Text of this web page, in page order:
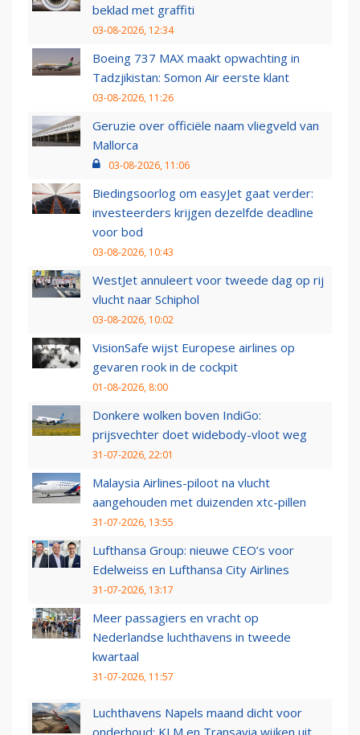
beklad met graffiti
03-08-2026, 12:34
Boeing 737 MAX maakt opwachting in
Tadzjikistan: Somon Air eerste klant
03-08-2026, 11:26
Geruzie over officiële naam vliegveld van
Mallorca
03-08-2026, 11:06
Biedingsoorlog om easyJet gaat verder:
investeerders krijgen dezelfde deadline
voor bod
03-08-2026, 10:43
WestJet annuleert voor tweede dag op rij
vlucht naar Schiphol
03-08-2026, 10:02
VisionSafe wijst Europese airlines op
gevaren rook in de cockpit
01-08-2026, 8:00
Donkere wolken boven IndiGo:
prijsvechter doet widebody-vloot weg
31-07-2026, 22:01
Malaysia Airlines-piloot na vlucht
aangehouden met duizenden xtc-pillen
31-07-2026, 13:55
Lufthansa Group: nieuwe CEO’s voor
Edelweiss en Lufthansa City Airlines
31-07-2026, 13:17
Meer passagiers en vracht op
Nederlandse luchthavens in tweede
kwartaal
31-07-2026, 11:57
Luchthavens Napels maand dicht voor